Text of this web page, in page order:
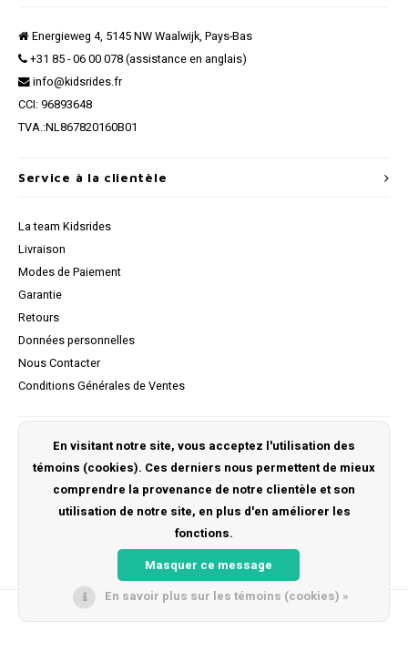
Energieweg 4, 5145 NW Waalwijk, Pays-Bas
+31 85 - 06 00 078 (assistance en anglais)
info@kidsrides.fr
CCI: 96893648
TVA.:NL867820160B01
Service à la clientèle
La team Kidsrides
Livraison
Modes de Paiement
Garantie
Retours
Données personnelles
Nous Contacter
Conditions Générales de Ventes
S'inscrire
Mes commandes
En visitant notre site, vous acceptez l'utilisation des
témoins (cookies). Ces derniers nous permettent de mieux
comprendre la provenance de notre clientèle et son
utilisation de notre site, en plus d'en améliorer les
fonctions.
Masquer ce message
En savoir plus sur les témoins (cookies) »